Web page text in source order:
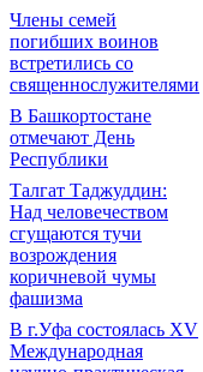
Члены семей
погибших воинов
встретились со
священнослужителями
В Башкортостане
отмечают День
Республики
Талгат Таджуддин:
Над человечеством
сгущаются тучи
возрождения
коричневой чумы
фашизма
В г.Уфа состоялась XV
Международная